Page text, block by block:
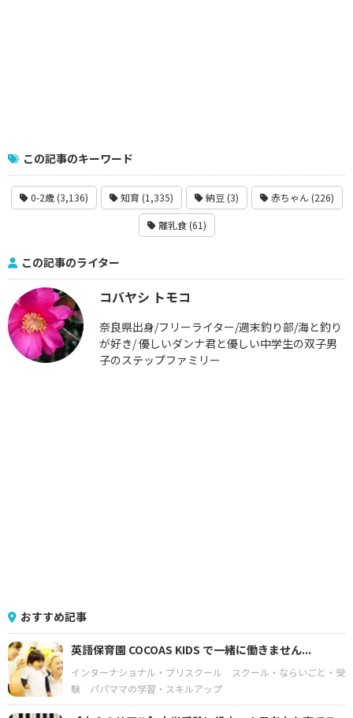
この記事のキーワード
0-2歳 (3,136) 知育 (1,335) 納豆 (3) 赤ちゃん (226)
離乳食 (61)
この記事のライター
コバヤシ トモコ
奈良県出身/フリーライター/週末釣り部/海と釣り
が好き/ 優しいダンナ君と優しい中学生の双子男
子のステップファミリー
おすすめ記事
英語保育園 COCOAS KIDS で一緒に働きません...
インターナショナル・プリスクール
スクール・ならいごと・受
験
パパママの学習・スキルアップ